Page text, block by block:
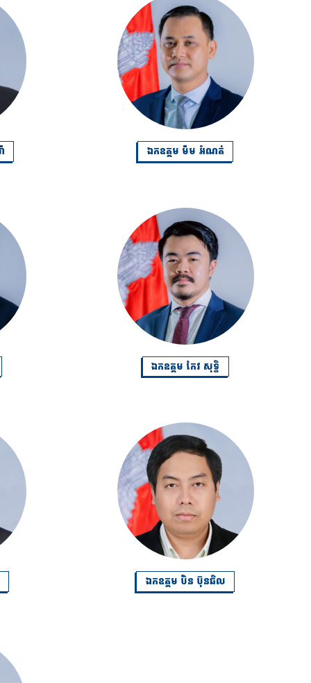
ឯកឧត្តម ម៉ម អំណត់
ឯកឧត្តម កែវ សុទ្ធិ
ឯកឧត្តម ប៊ិន ប៊ុនឆិល